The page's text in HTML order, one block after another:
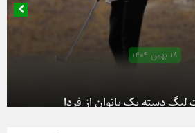
۱۸ بهمن ۱۴۰۴